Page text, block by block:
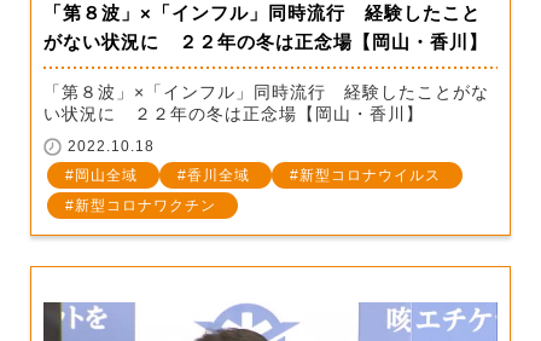
「第８波」×「インフル」同時流行 経験したこと
がない状況に ２２年の冬は正念場【岡山・香川】
「第８波」×「インフル」同時流行 経験したことがな
い状況に ２２年の冬は正念場【岡山・香川】
2022.10.18
岡山全域
香川全域
新型コロナウイルス
新型コロナワクチン